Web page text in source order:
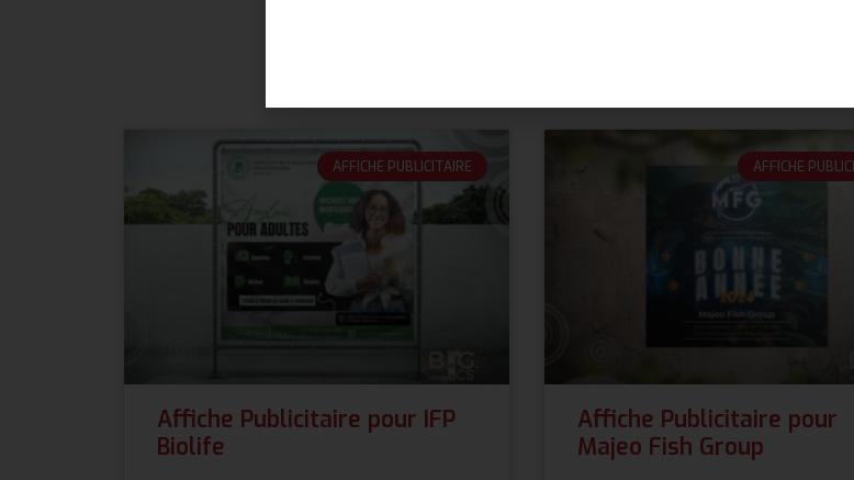
AFFICHE PUBLICITAIRE
Affiche Publicitaire pour IFP
Biolife
AFFICHE
Affiche Publicitaire pour
Majeo Fish Group